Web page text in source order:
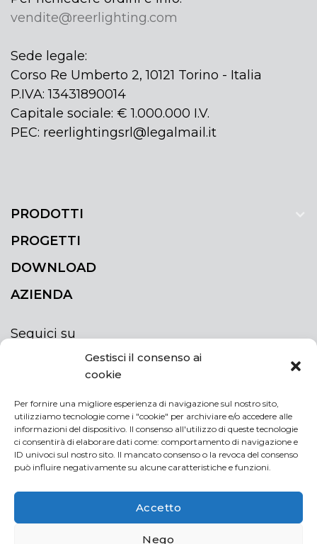
Gestisci il consenso ai
cookie
Per fornire una migliore esperienza di navigazione sul nostro sito,
utilizziamo tecnologie come i "cookie" per archiviare e/o accedere alle
informazioni del dispositivo. Il consenso all'utilizzo di queste tecnologie
ci consentirà di elaborare dati come: comportamento di navigazione e
ID univoci sul nostro sito. Il mancato consenso o la revoca del consenso
può influire negativamente su alcune caratteristiche e funzioni.
Accetto
Nego
vendite@reerlighting.com
Sede legale:
Corso Re Umberto 2, 10121 Torino - Italia
P.IVA: 13431890014
Capitale sociale: € 1.000.000 I.V.
PEC: reerlightingsrl@legalmail.it
PRODOTTI
PROGETTI
DOWNLOAD
AZIENDA
Seguici su
ISCRIVITI ALLA NEWSLETTER
Rimani sempre aggiornato iscrivendoti alla
newsletter
NEWSLETTER
Acconsento al trattamento dei miei dati personali
If